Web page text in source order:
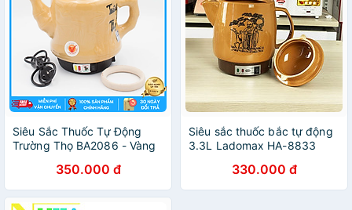
Siêu Sắc Thuốc Tự Động
Trường Thọ BA2086 - Vàng
350.000 đ
Siêu sắc thuốc bắc tự động
3.3L Ladomax HA-8833
hàng chính hãng
330.000 đ